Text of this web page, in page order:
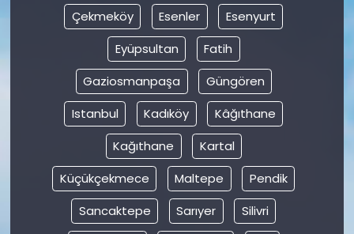
Çekmeköy
Esenler
Esenyurt
Eyüpsultan
Fatih
Gaziosmanpaşa
Güngören
Istanbul
Kadıköy
Kâğıthane
Kağıthane
Kartal
Küçükçekmece
Maltepe
Pendik
Sancaktepe
Sarıyer
Silivri
TÜRKiYE
Video Galeri
YAŞAM
Yazarlar